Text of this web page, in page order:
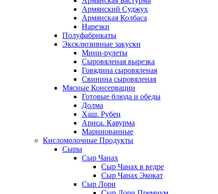
Армянский Суджух
Армянская Колбаса
Нарезки
Полуфабрикаты
Эксклюзивные закуски
Мини-рулеты
Сыровяленая вырезка
Говядина сыровяленая
Свинина сыровяленая
Мясные Консервации
Готовые блюда и обеды
Долма
Хаш. Рубец
Ариса. Кавурма
Маринованные
Кисломолочные Продукты
Сыры
Сыр Чанах
Сыр Чанах в ведре
Сыр Чанах Экокат
Сыр Лори